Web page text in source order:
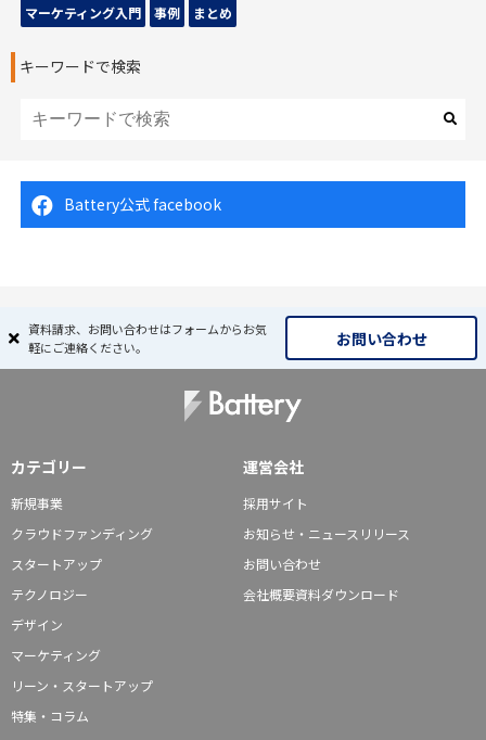
マーケティング入門 事例 まとめ
キーワードで検索
Battery公式 facebook
資料請求、お問い合わせはフォームからお気
軽にご連絡ください。
お問い合わせ
カテゴリー
新規事業
クラウドファンディング
スタートアップ
テクノロジー
デザイン
マーケティング
リーン・スタートアップ
特集・コラム
運営会社
採用サイト
お知らせ・ニュースリリース
お問い合わせ
会社概要資料ダウンロード